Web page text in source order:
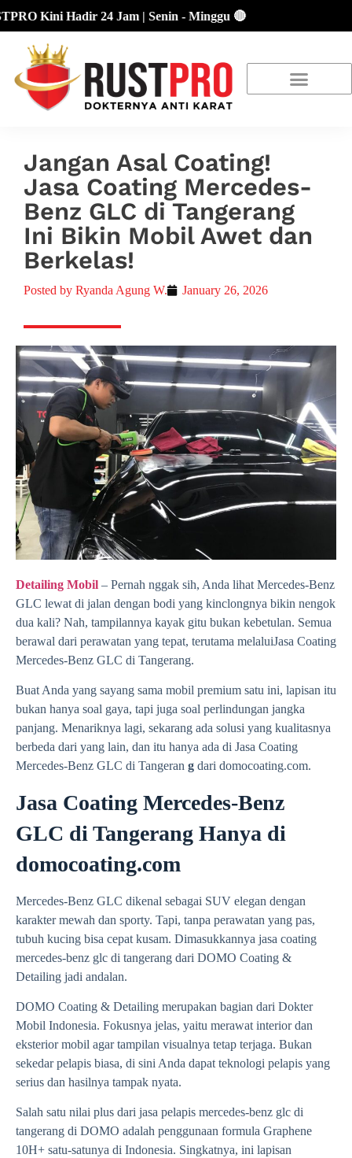
Kini Hadir 24 Jam | Senin - Minggu 🔴
Jangan Asal Coating!
Jasa Coating Mercedes-
Benz GLC di Tangerang
Ini Bikin Mobil Awet dan
Berkelas!
Posted by Ryanda Agung W. January 26, 2026
Detailing Mobil – Pernah nggak sih, Anda lihat Mercedes-Benz
GLC lewat di jalan dengan bodi yang kinclongnya bikin nengok
dua kali? Nah, tampilannya kayak gitu bukan kebetulan. Semua
berawal dari perawatan yang tepat, terutama melaluiJasa Coating
Mercedes-Benz GLC di Tangerang.
Buat Anda yang sayang sama mobil premium satu ini, lapisan itu
bukan hanya soal gaya, tapi juga soal perlindungan jangka
panjang. Menariknya lagi, sekarang ada solusi yang kualitasnya
berbeda dari yang lain, dan itu hanya ada di Jasa Coating
Mercedes-Benz GLC di Tangeran g dari domocoating.com.
Jasa Coating Mercedes-Benz
GLC di Tangerang Hanya di
domocoating.com
Mercedes-Benz GLC dikenal sebagai SUV elegan dengan
karakter mewah dan sporty. Tapi, tanpa perawatan yang pas,
tubuh kucing bisa cepat kusam. Dimasukkannya jasa coating
mercedes-benz glc di tangerang dari DOMO Coating &
Detailing jadi andalan.
DOMO Coating & Detailing merupakan bagian dari Dokter
Mobil Indonesia. Fokusnya jelas, yaitu merawat interior dan
eksterior mobil agar tampilan visualnya tetap terjaga. Bukan
sekedar pelapis biasa, di sini Anda dapat teknologi pelapis yang
serius dan hasilnya tampak nyata.
Salah satu nilai plus dari jasa pelapis mercedes-benz glc di
tangerang di DOMO adalah penggunaan formula Graphene
10H+ satu-satunya di Indonesia. Singkatnya, ini lapisan